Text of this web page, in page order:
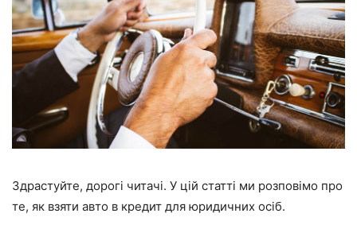
Здрастуйте, дорогі читачі. У цій статті ми розповімо про
те, як взяти авто в кредит для юридичних осіб.